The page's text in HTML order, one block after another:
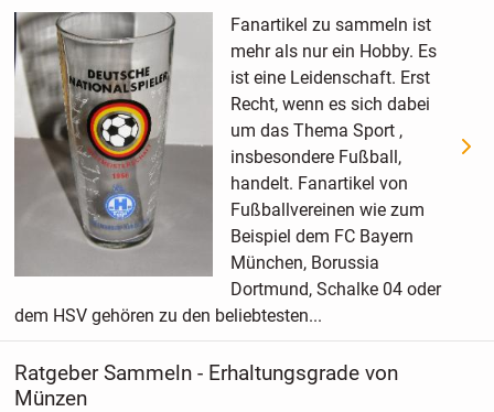
Fanartikel zu sammeln ist
mehr als nur ein Hobby. Es
ist eine Leidenschaft. Erst
Recht, wenn es sich dabei
um das Thema Sport ,
insbesondere Fußball,
handelt. Fanartikel von
Fußballvereinen wie zum
Beispiel dem FC Bayern
München, Borussia
Dortmund, Schalke 04 oder
dem HSV gehören zu den beliebtesten...
Ratgeber Sammeln - Erhaltungsgrade von
Münzen